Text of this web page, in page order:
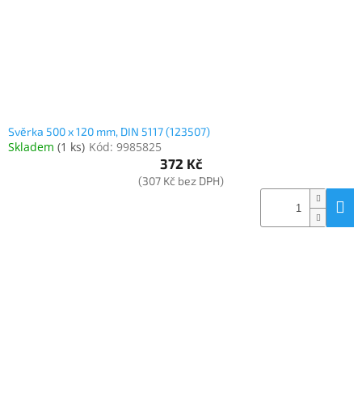
Svěrka 500 x 120 mm, DIN 5117 (123507)
Skladem (1 ks) Kód: 9985825
372 Kč
(307 Kč bez DPH)